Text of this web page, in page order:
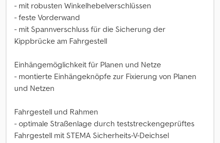
- mit robusten Winkelhebelverschlüssen
- feste Vorderwand
- mit Spannverschluss für die Sicherung der
Kippbrücke am Fahrgestell
Einhängemöglichkeit für Planen und Netze
- montierte Einhängeknöpfe zur Fixierung von Planen
und Netzen
Fahrgestell und Rahmen
- optimale Straßenlage durch teststreckengeprüftes
Fahrgestell mit STEMA Sicherheits-V-Deichsel